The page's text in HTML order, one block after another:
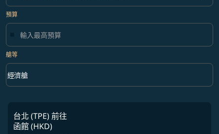
預算
艙等
艙等 option 經濟艙 Selected
經濟艙
keyboard_arrow_down
台北 (TPE)前往
函館 (HKD)